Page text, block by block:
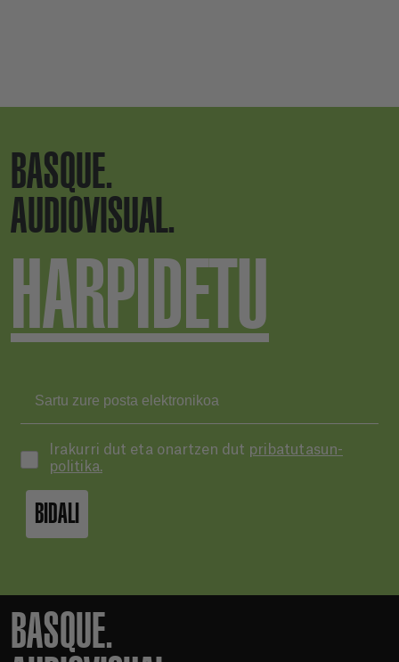
BASQUE.
AUDIOVISUAL.
HARPIDETU
Irakurri dut eta onartzen dut pribatutasun-
politika.
BIDALI
BASQUE.